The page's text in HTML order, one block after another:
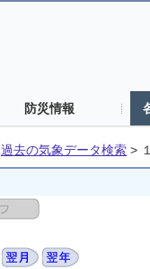
防災情報
過去の気象データ検索 >